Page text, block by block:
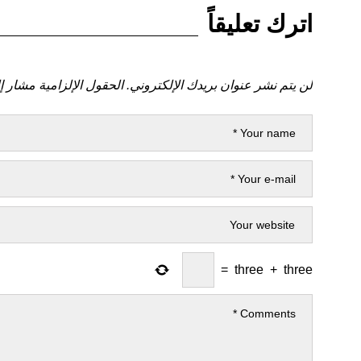
اترك تعليقاً
لن يتم نشر عنوان بريدك الإلكتروني. الحقول الإلزامية مشار
three
+
three
=